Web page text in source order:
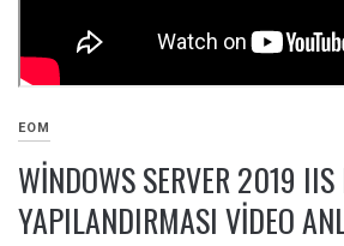
EOM
WINDOWS SERVER 2019 IIS
YAPILANDIRMASI VIDEO